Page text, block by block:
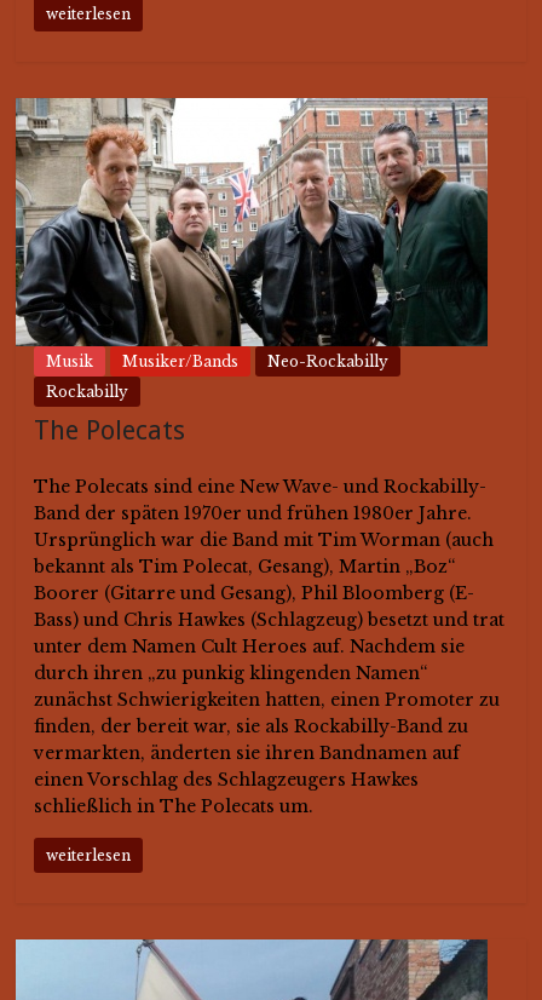
weiterlesen
Musik Musiker/Bands
Neo-Rockabilly
Rockabilly
The Polecats
The Polecats sind eine New Wave- und Rockabilly-
Band der späten 1970er und frühen 1980er Jahre.
Ursprünglich war die Band mit Tim Worman (auch
bekannt als Tim Polecat, Gesang), Martin „Boz“
Boorer (Gitarre und Gesang), Phil Bloomberg (E-
Bass) und Chris Hawkes (Schlagzeug) besetzt und trat
unter dem Namen Cult Heroes auf. Nachdem sie
durch ihren „zu punkig klingenden Namen“
zunächst Schwierigkeiten hatten, einen Promoter zu
finden, der bereit war, sie als Rockabilly-Band zu
vermarkten, änderten sie ihren Bandnamen auf
einen Vorschlag des Schlagzeugers Hawkes
schließlich in The Polecats um.
weiterlesen